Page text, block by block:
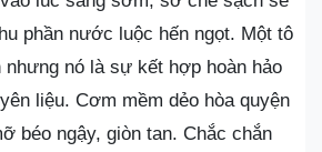
phần nước luộc hến ngọt. Một tô
nó là sự kết hợp hoàn hảo
liệu. Cơm mềm dẻo hòa quyện
béo ngậy, giòn tan. Chắc chắn